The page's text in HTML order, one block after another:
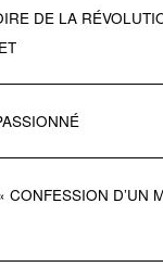
DE LA
CONFESSION D’UN